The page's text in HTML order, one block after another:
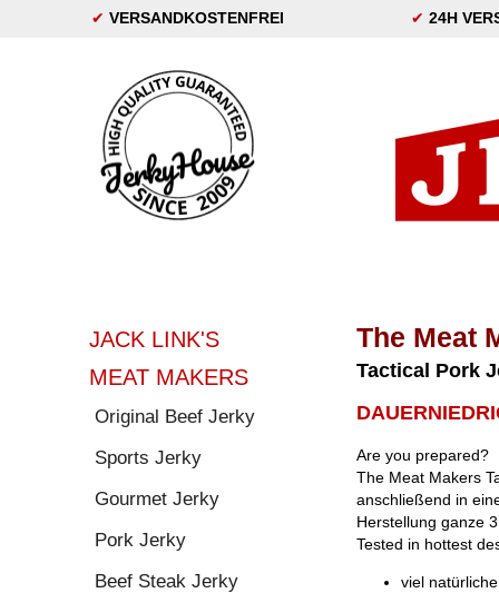
✔ VERSANDKOSTENFREI ✔ 24H
JACK LINK'S
MEAT MAKERS
Original Beef Jerky
Sports Jerky
Gourmet Jerky
Pork Jerky
Beef Steak Jerky
The Meat
Tactical Pork
Are you prepared?
The Meat Makers
anschließend in
Herstellung ganze
Tested in hottest
viel